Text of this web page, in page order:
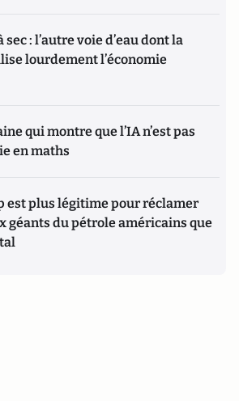
sec : l’autre voie d’eau dont la
lourdement l’économie
qui montre que l’IA n’est pas
en maths
est plus légitime pour réclamer
géants du pétrole américains que